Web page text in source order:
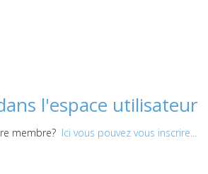
l'espace utilisateur
membre? Ici vous pouvez vous inscrire...